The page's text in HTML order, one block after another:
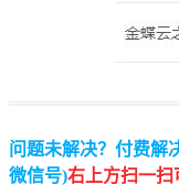
问题未解决？付费解
微信号)右上方扫一扫